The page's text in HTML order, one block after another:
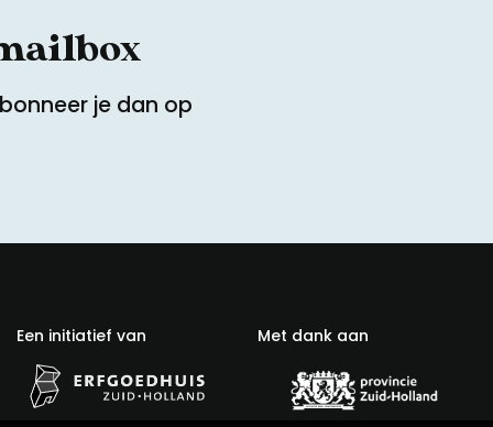
je dan op
Een initiatief van Met dank aan